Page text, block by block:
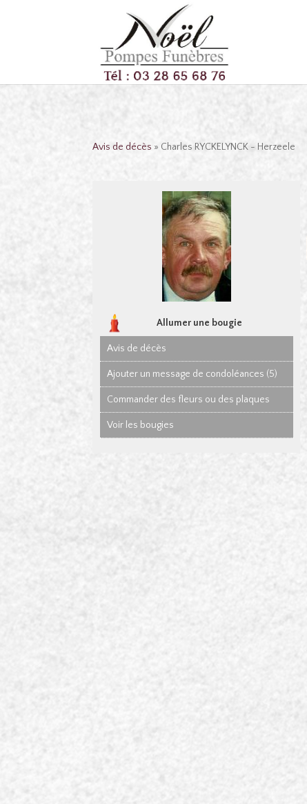
Avis de décès » Charles RYCKELYNCK - Herzeele
Allumer une bougie
Avis de décès
Ajouter un message de condoléances (5)
Commander des fleurs ou des plaques
Voir les bougies